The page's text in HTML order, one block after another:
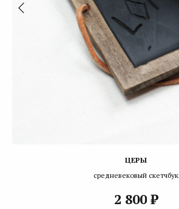
ЦЕРЫ
средневековый скетчбук
2 800 ₽